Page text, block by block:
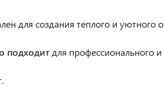
для создания теплого и уютного
подходит для профессионального